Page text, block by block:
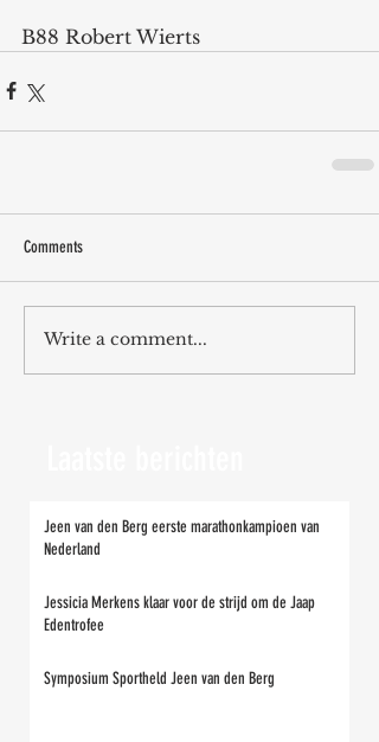
B88 Robert Wierts
Comments
Write a comment...
Jeen van den Berg eerste marathonkampioen van
Nederland
Jessicia Merkens klaar voor de strijd om de Jaap
Edentrofee
Symposium Sportheld Jeen van den Berg